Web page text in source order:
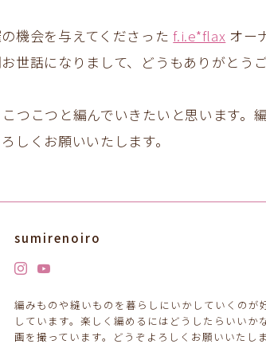
機会を与えてくださったf.i.e*flax オー
世話になりまして、どうもありがとう
つこつと編んでいきたいと思います。
しくお願いいたします。
sumirenoiro
編みものや縫いものを暮らしにいかしていくの
しています。楽しく編めるにはどうしたらいい
画を撮っています。どうぞよろしくお願いいたしま